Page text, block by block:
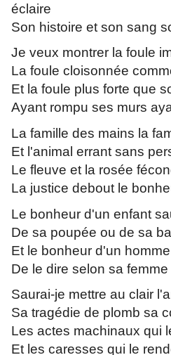
éclaire
Son histoire et son sang
Je veux montrer la foule
La foule cloisonnée
Et la foule plus forte que
Ayant rompu ses murs
La famille des mains la
Et l'animal errant sans
Le fleuve et la rosée
La justice debout le
Le bonheur d'un enfant
De sa poupée ou de sa
Et le bonheur d'un
De le dire selon sa
Saurai-je mettre au clair
Sa tragédie de plomb sa
Les actes machinaux qui
Et les caresses qui le